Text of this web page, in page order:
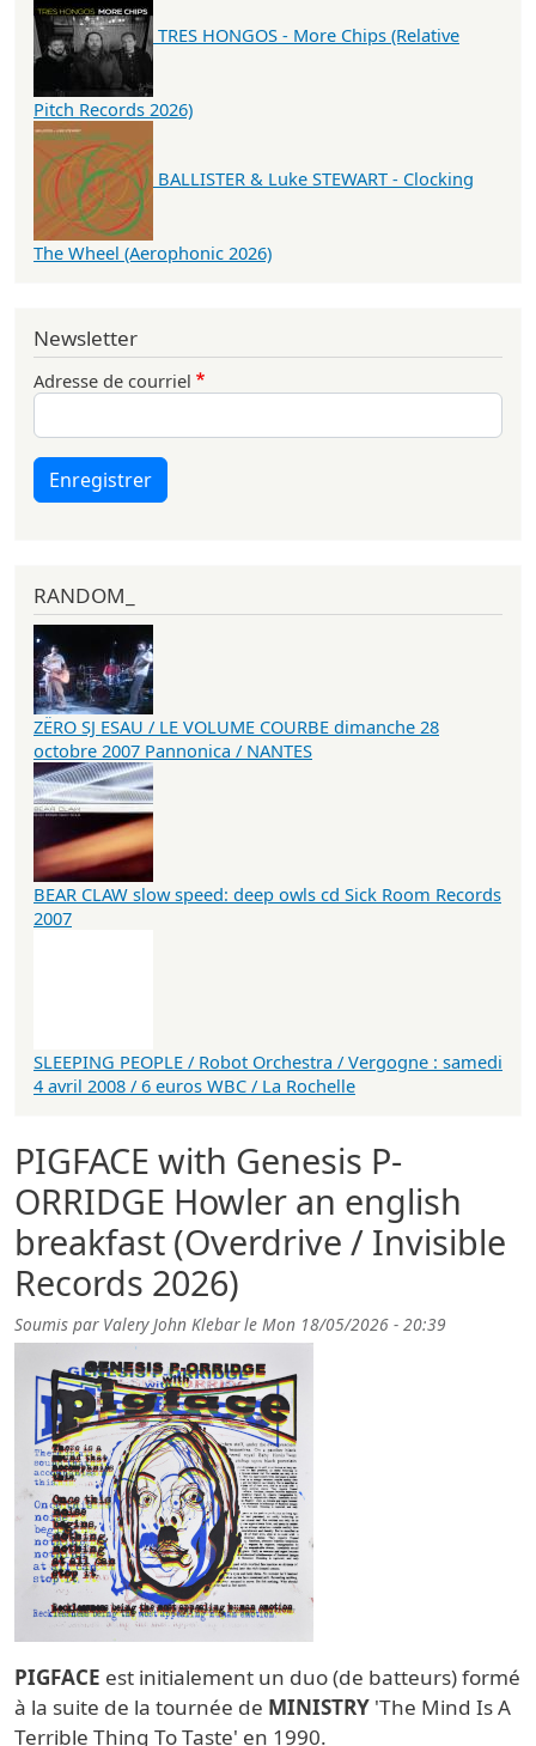
PIGFACE with Genesis P-
ORRIDGE Howler an english
breakfast (Overdrive / Invisible
Records 2026)
Soumis par Valery John Klebarle Mon 18/05/2026 - 20:39
PIGFACE est initialement un duo (de batteurs) formé
à la suite de la tournée de MINISTRY 'The Mind Is A
Terrible Thing To Taste' en 1990.
TRES HONGOS - More Chips (Relative
Pitch Records 2026)
BALLISTER & Luke STEWART - Clocking
The Wheel (Aerophonic 2026)
Newsletter
Adresse de courriel
Enregistrer
RANDOM_
ZËRO SJ ESAU / LE VOLUME COURBE dimanche 28
octobre 2007 Pannonica / NANTES
BEAR CLAW slow speed: deep owls cd Sick Room Records
2007
SLEEPING PEOPLE / Robot Orchestra / Vergogne : samedi
4 avril 2008 / 6 euros WBC / La Rochelle